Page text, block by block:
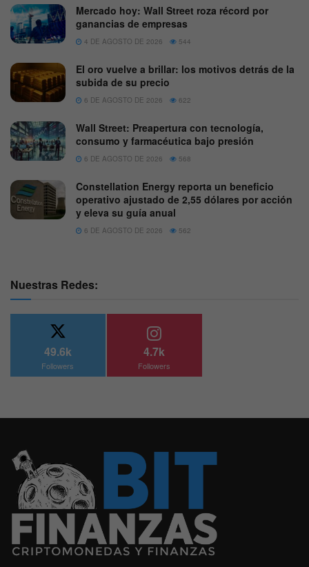
Mercado hoy: Wall Street roza récord por
ganancias de empresas
4 DE AGOSTO DE 2026 544
El oro vuelve a brillar: los motivos detrás de la
subida de su precio
6 DE AGOSTO DE 2026 622
Wall Street: Preapertura con tecnología,
consumo y farmacéutica bajo presión
6 DE AGOSTO DE 2026 568
Constellation Energy reporta un beneficio
operativo ajustado de 2,55 dólares por acción
y eleva su guía anual
6 DE AGOSTO DE 2026 562
Nuestras Redes:
49.6k
Followers
4.7k
Followers